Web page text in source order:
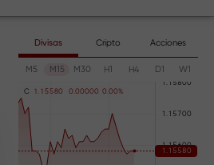
Divisas Cripto Acciones
M5 M15 M30 H1 H4 D1 W1
C 1 . 1 5580 0 .00000 0 .00%